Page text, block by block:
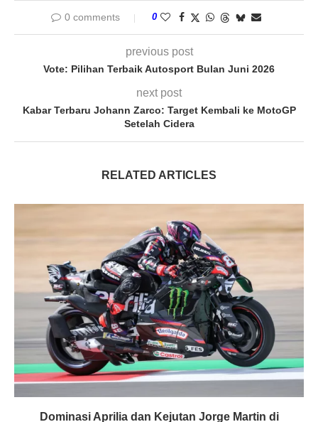
0 comments 0
previous post
Vote: Pilihan Terbaik Autosport Bulan Juni 2026
next post
Kabar Terbaru Johann Zarco: Target Kembali ke MotoGP
Setelah Cidera
RELATED ARTICLES
Dominasi Aprilia dan Kejutan Jorge Martin di